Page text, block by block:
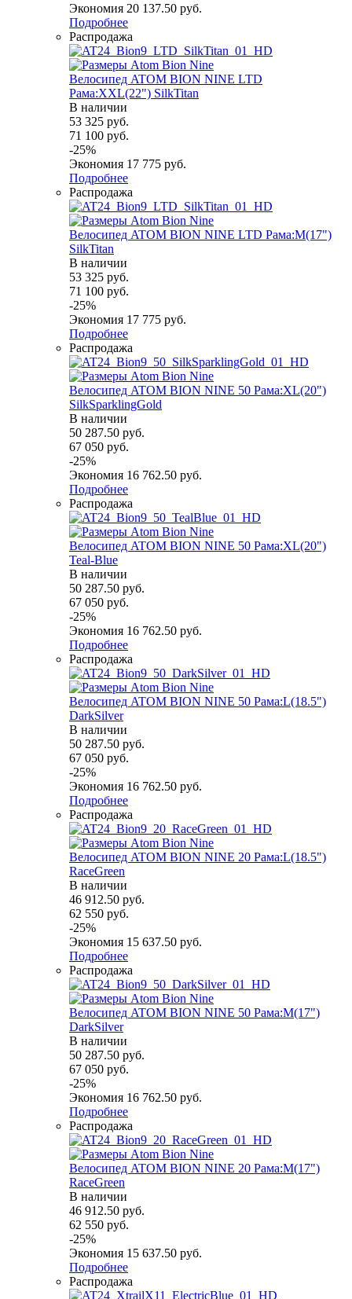
Экономия 20 137.50 руб.
Подробнее
Распродажа
Велосипед ATOM BION NINE LTD
Рама:XXL(22") SilkTitan
В наличии
53 325 руб.
71 100 руб.
-25%
Экономия 17 775 руб.
Подробнее
Распродажа
Велосипед ATOM BION NINE LTD Рама:M(17")
SilkTitan
В наличии
53 325 руб.
71 100 руб.
-25%
Экономия 17 775 руб.
Подробнее
Распродажа
Велосипед ATOM BION NINE 50 Рама:XL(20")
SilkSparklingGold
В наличии
50 287.50 руб.
67 050 руб.
-25%
Экономия 16 762.50 руб.
Подробнее
Распродажа
Велосипед ATOM BION NINE 50 Рама:XL(20")
Teal-Blue
В наличии
50 287.50 руб.
67 050 руб.
-25%
Экономия 16 762.50 руб.
Подробнее
Распродажа
Велосипед ATOM BION NINE 50 Рама:L(18.5")
DarkSilver
В наличии
50 287.50 руб.
67 050 руб.
-25%
Экономия 16 762.50 руб.
Подробнее
Распродажа
Велосипед ATOM BION NINE 20 Рама:L(18.5")
RaceGreen
В наличии
46 912.50 руб.
62 550 руб.
-25%
Экономия 15 637.50 руб.
Подробнее
Распродажа
Велосипед ATOM BION NINE 50 Рама:M(17")
DarkSilver
В наличии
50 287.50 руб.
67 050 руб.
-25%
Экономия 16 762.50 руб.
Подробнее
Распродажа
Велосипед ATOM BION NINE 20 Рама:M(17")
RaceGreen
В наличии
46 912.50 руб.
62 550 руб.
-25%
Экономия 15 637.50 руб.
Подробнее
Распродажа